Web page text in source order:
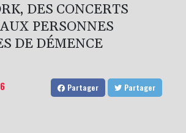
DES CONCERTS
PERSONNES
DE DÉMENCE
Partager Partager